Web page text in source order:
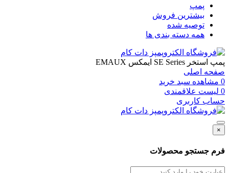
پمپ
بیشترین فروش
توصیه شده
همه دسته بندی ها
پمپ استخر SE Series ایمکس EMAUX
صفحه اصلی
0 مشاهده سبد خرید
0 لیست علاقمندی
حساب کاربری
×
فرم جستجو محصولات